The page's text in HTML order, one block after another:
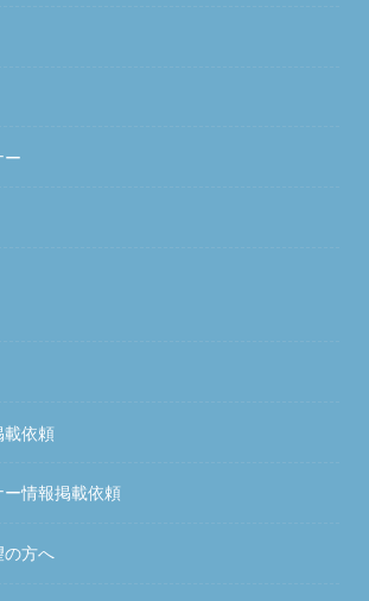
ー
載依頼
情報掲載依頼
の方へ